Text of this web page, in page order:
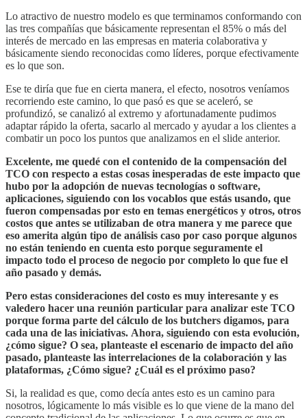
Lo atractivo de nuestro modelo es que terminamos conformando con
las tres compañías que básicamente representan el 85% o más del
interés de mercado en las empresas en materia colaborativa y
básicamente siendo reconocidas como líderes, porque efectivamente
es lo que son.
Ese te diría que fue en cierta manera, el efecto, nosotros veníamos
recorriendo este camino, lo que pasó es que se aceleró, se
profundizó, se canalizó al extremo y afortunadamente pudimos
adaptar rápido la oferta, sacarlo al mercado y ayudar a los clientes a
combatir un poco los puntos que analizamos en el slide anterior.
Excelente, me quedé con el contenido de la compensación del
TCO con respecto a estas cosas inesperadas de este impacto que
hubo por la adopción de nuevas tecnologías o software,
aplicaciones, siguiendo con los vocablos que estás usando, que
fueron compensadas por esto en temas energéticos y otros, otros
costos que antes se utilizaban de otra manera y me parece que
eso amerita algún tipo de análisis caso por caso porque algunos
no están teniendo en cuenta esto porque seguramente el
impacto todo el proceso de negocio por completo lo que fue el
año pasado y demás.
Pero estas consideraciones del costo es muy interesante y es
valedero hacer una reunión particular para analizar este TCO
porque forma parte del cálculo de los butchers digamos, para
cada una de las iniciativas. Ahora, siguiendo con esta evolución,
¿cómo sigue? O sea, planteaste el escenario de impacto del año
pasado, planteaste las interrelaciones de la colaboración y las
plataformas, ¿Cómo sigue? ¿Cuál es el próximo paso?
Si, la realidad es que, como decía antes esto es un camino para
nosotros, lógicamente lo más visible es lo que viene de la mano del